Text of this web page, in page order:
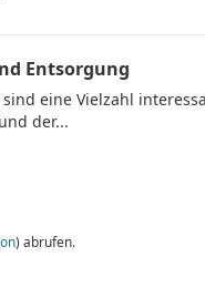
Entsorgung
eine Vielzahl
der...
) abrufen.